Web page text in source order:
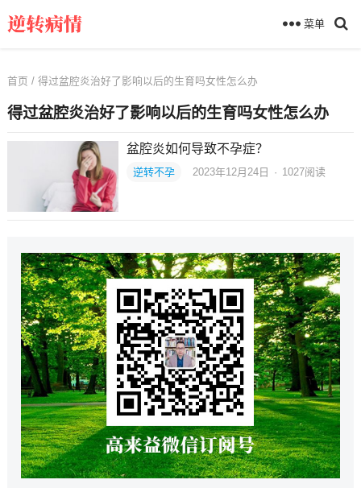
菜单
首页 / 得过盆腔炎治好了影响以后的生育吗女性怎么办
得过盆腔炎治好了影响以后的生育吗女性怎么办
盆腔炎如何导致不孕症？
逆转不孕 2023年12月24日 · 1027阅读